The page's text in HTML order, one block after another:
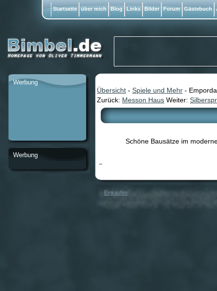
Übersicht - Spiele und Mehr - Emporda
Zurück: Messon Haus Weiter:
Schöne Bausätze im
Einkaufen
Werbung
Werbung
Startseite über mich Blog Links Bilder Forum Gästebuch